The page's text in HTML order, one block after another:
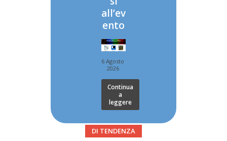
all’ev
ento
6 Agosto
2026
Continua
a
leggere
DI TENDENZA